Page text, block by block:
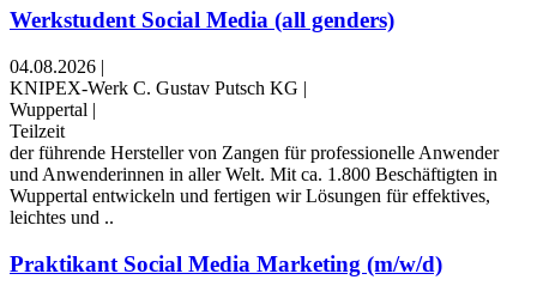
Werkstudent Social Media (all genders)
04.08.2026 |
KNIPEX-Werk C. Gustav Putsch KG |
Wuppertal |
Teilzeit
der führende Hersteller von Zangen für professionelle Anwender
und Anwenderinnen in aller Welt. Mit ca. 1.800 Beschäftigten in
Wuppertal entwickeln und fertigen wir Lösungen für effektives,
leichtes und ..
Praktikant Social Media Marketing (m/w/d)